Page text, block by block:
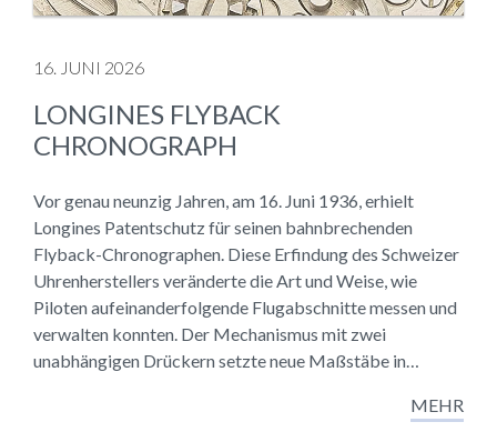
16. JUNI 2026
LONGINES FLYBACK
CHRONOGRAPH
Vor genau neunzig Jahren, am 16. Juni 1936, erhielt
Longines Patentschutz für seinen bahnbrechenden
Flyback-Chronographen. Diese Erfindung des Schweizer
Uhrenherstellers veränderte die Art und Weise, wie
Piloten aufeinanderfolgende Flugabschnitte messen und
verwalten konnten. Der Mechanismus mit zwei
unabhängigen Drückern setzte neue Maßstäbe in…
MEHR